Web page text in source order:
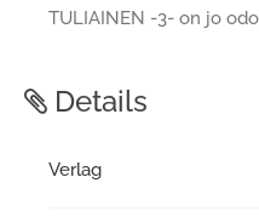
TULIAINEN -3- on jo
Details
Verlag